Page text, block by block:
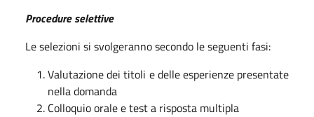
Procedure selettive
Le selezioni si svolgeranno secondo le seguenti fasi:
Valutazione dei titoli e delle esperienze presentate
nella domanda
Colloquio orale e test a risposta multipla